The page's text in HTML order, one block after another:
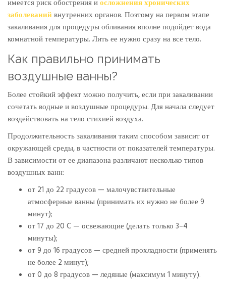
имеется риск обострения иосложнения хронических
заболеванийвнутренних органов. Поэтому на первом этапе
закаливания для процедуры обливания вполне подойдет вода
комнатной температуры. Лить ее нужно сразу на все тело.
Как правильно принимать
воздушные ванны?
Более стойкий эффект можно получить, если при закаливании
сочетать водные и воздушные процедуры. Для начала следует
воздействовать на тело стихией воздуха.
Продолжительность закаливания таким способом зависит от
окружающей среды, в частности от показателей температуры.
В зависимости от ее диапазона различают несколько типов
воздушных ванн:
от 21 до 22 градусов — малочувствительные
атмосферные ванны (принимать их нужно не более 9
минут);
от 17 до 20 C — освежающие (делать только 3–4
минуты);
от 9 до 16 градусов — средней прохладности (применять
не более 2 минут);
от 0 до 8 градусов — ледяные (максимум 1 минуту).